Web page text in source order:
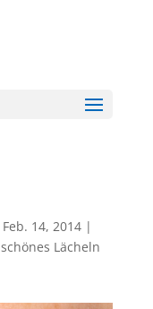
Feb. 14, 2014|
schönes Lächeln